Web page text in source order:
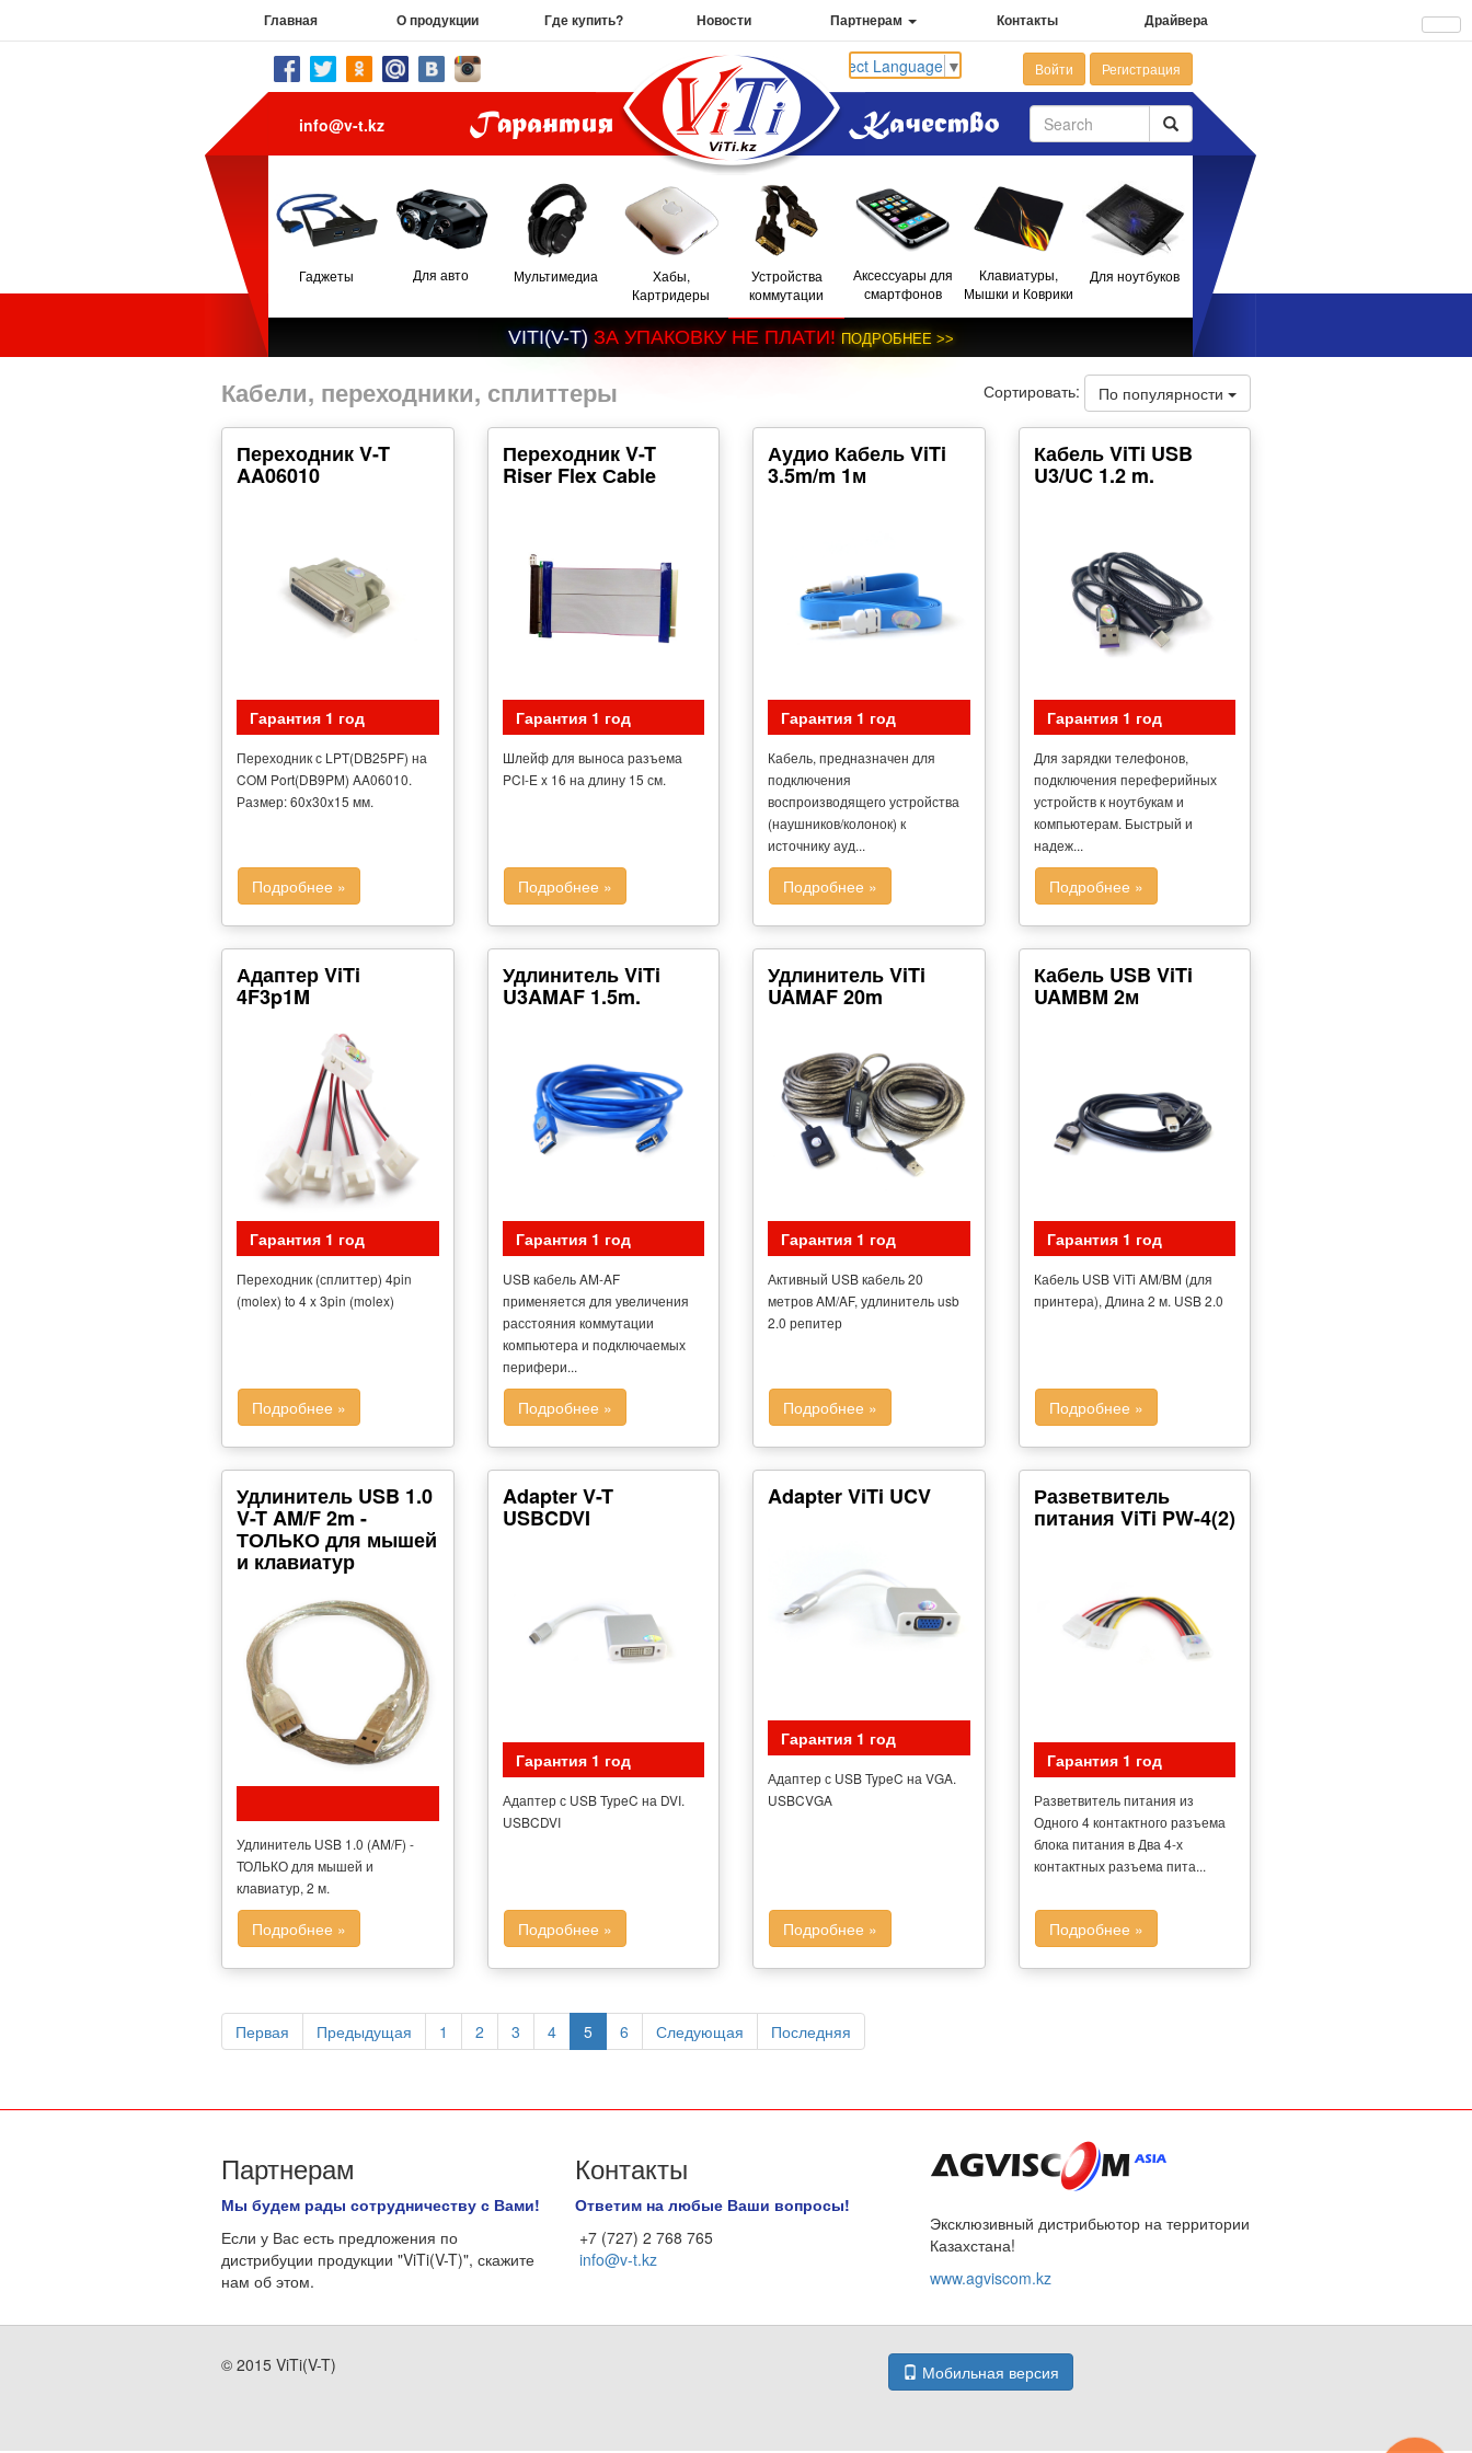
Главная О продукции Где купить? Новости Партнерам Контакты Драйвера
info@v-t.kz
Select Language ▼ Войти Регистрация
Гаджеты Для авто Мультимедиа
Хабы,
Картридеры
Устройства
коммутации
Аксессуары для
смартфонов
Клавиатуры,
Мышки и Коврики
Для ноутбуков
VITI(V-T) ЗА УПАКОВКУ НЕ ПЛАТИ! ПОДРОБ Н Е Е >>
Кабели, переходники, сплиттеры Сортировать: По популярности
Переходник V-T
AA06010
Гарантия 1 год
Переходник с LPT(DB25PF) на
COM Port(DB9PM) AA06010.
Размер: 60x30x15 мм.
Подробнее »
Переходник V-T
Riser Flex Сable
Гарантия 1 год
Шлейф для выноса разъема
PCI-E x 16 на длину 15 см.
Подробнее »
Аудио Кабель ViTi
3.5m/m 1м
Гарантия 1 год
Кабель, предназначен для
подключения
воспроизводящего устройства
(наушников/колонок) к
источнику ауд...
Подробнее »
Кабель ViTi USB
U3/UC 1.2 m.
Гарантия 1 год
Для зарядки телефонов,
подключения переферийных
устройств к ноутбукам и
компьютерам. Быстрый и
надеж...
Подробнее »
Адаптер ViTi
4F3p1M
Гарантия 1 год
Переходник (сплиттер) 4pin
(molex) to 4 x 3pin (molex)
Подробнее »
Удлинитель ViTi
U3AMAF 1.5m.
Гарантия 1 год
USB кабель AM-AF
применяется для увеличения
расстояния коммутации
компьютера и подключаемых
перифери...
Подробнее »
Удлинитель ViTi
UAMAF 20m
Гарантия 1 год
Активный USB кабель 20
метров AM/AF, удлинитель usb
2.0 репитер
Подробнее »
Кабель USB ViTi
UAMBM 2м
Гарантия 1 год
Кабель USB ViTi AM/BM (для
принтера), Длина 2 м. USB 2.0
Подробнее »
Удлинитель USB 1.0
V-T AM/F 2m -
ТОЛЬКО для мышей
и клавиатур
Удлинитель USB 1.0 (AM/F) -
ТОЛЬКО для мышей и
клавиатур, 2 м.
Подробнее »
Adapter V-T
USBCDVI
Гарантия 1 год
Адаптер с USB TypeC на DVI.
USBCDVI
Подробнее »
Adapter ViTi UCV
Гарантия 1 год
Адаптер с USB TypeC на VGA.
USBCVGA
Подробнее »
Разветвитель
питания ViTi PW-4(2)
Гарантия 1 год
Разветвитель питания из
Одного 4 контактного разъема
блока питания в Два 4-х
контактных разъема пита...
Подробнее »
Первая Предыдущая 1 2 3 4 5 6 Следующая Последняя
Партнерам
Мы будем рады сотрудничеству с Вами!
Если у Вас есть предложения по
дистрибуции продукции "ViTi(V-T)", скажите
нам об этом.
Контакты
Ответим на любые Ваши вопросы!
+7 (727) 2 768 765
info@v-t.kz
Эксклюзивный дистрибьютор на территории
Казахстана!
www.agviscom.kz
© 2015 ViTi(V-T) Мобильная версия